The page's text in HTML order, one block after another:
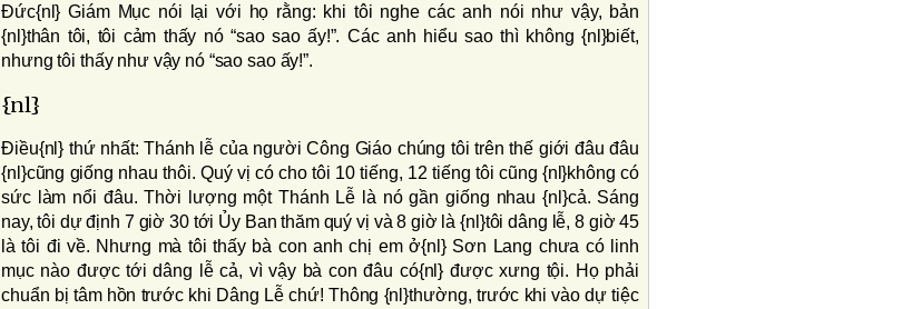
Ðức{nl} Giám Mục nói lại với họ rằng: khi tôi nghe các anh nói như vậy, bản
{nl}thân tôi, tôi cảm thấy nó “sao sao ấy!”. Các anh hiểu sao thì không {nl}biết,
nhưng tôi thấy như vậy nó “sao sao ấy!”.
{nl}
Ðiều{nl} thứ nhất: Thánh lễ của người Công Giáo chúng tôi trên thế giới đâu đâu
{nl}cũng giống nhau thôi. Quý vị có cho tôi 10 tiếng, 12 tiếng tôi cũng {nl}không có
sức làm nổi đâu. Thời lượng một Thánh Lễ là nó gần giống nhau {nl}cả. Sáng
nay, tôi dự định 7 giờ 30 tới Ủy Ban thăm quý vị và 8 giờ là {nl}tôi dâng lễ, 8 giờ 45
là tôi đi về. Nhưng mà tôi thấy bà con anh chị em ở{nl} Sơn Lang chưa có linh
mục nào được tới dâng lễ cả, vì vậy bà con đâu có{nl} được xưng tội. Họ phải
chuẩn bị tâm hồn trước khi Dâng Lễ chứ! Thông {nl}thường, trước khi vào dự tiệc